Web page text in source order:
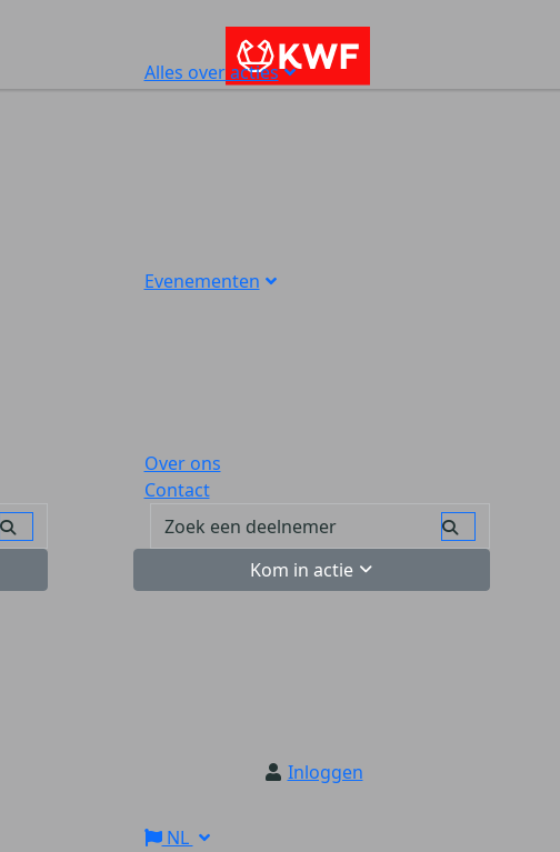
Alles over acties
Evenementen
Over ons
Contact
Kom in actie
Inloggen
NL